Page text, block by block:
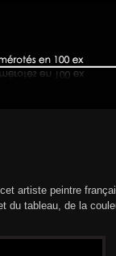
artiste peintre
du tableau, de la